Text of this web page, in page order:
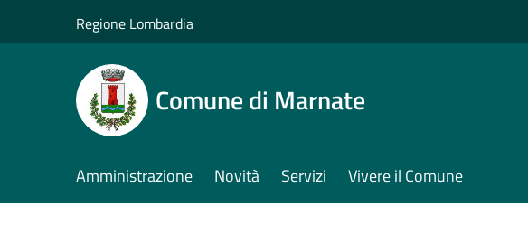
Regione Lombardia
Comune di Marnate
Amministrazione Novità Servizi Vivere il Comune